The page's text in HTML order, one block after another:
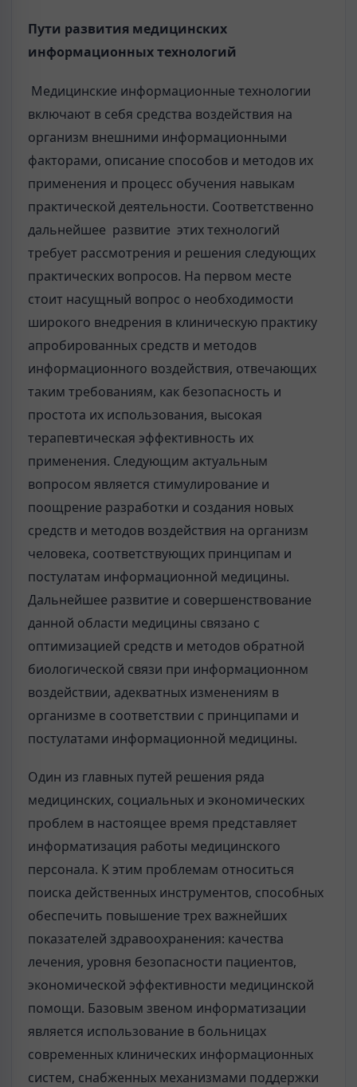
Пути развития медицинских
информационных технологий
Медицинские информационные технологии
включают в себя средства воздействия на
организм внешними информационными
факторами, описание способов и методов их
применения и процесс обучения навыкам
практической деятельности. Соответственно
дальнейшее развитие этих технологий
требует рассмотрения и решения следующих
практических вопросов. На первом месте
стоит насущный вопрос о необходимости
широкого внедрения в клиническую практику
апробированных средств и методов
информационного воздействия, отвечающих
таким требованиям, как безопасность и
простота их использования, высокая
терапевтическая эффективность их
применения. Следующим актуальным
вопросом является стимулирование и
поощрение разработки и создания новых
средств и методов воздействия на организм
человека, соответствующих принципам и
постулатам информационной медицины.
Дальнейшее развитие и совершенствование
данной области медицины связано с
оптимизацией средств и методов обратной
биологической связи при информационном
воздействии, адекватных изменениям в
организме в соответствии с принципами и
постулатами информационной медицины.
Один из главных путей решения ряда
медицинских, социальных и экономических
проблем в настоящее время представляет
информатизация работы медицинского
персонала. К этим проблемам относиться
поиска действенных инструментов, способных
обеспечить повышение трех важнейших
показателей здравоохранения: качества
лечения, уровня безопасности пациентов,
экономической эффективности медицинской
помощи. Базовым звеном информатизации
является использование в больницах
современных клинических информационных
систем, снабженных механизмами поддержки